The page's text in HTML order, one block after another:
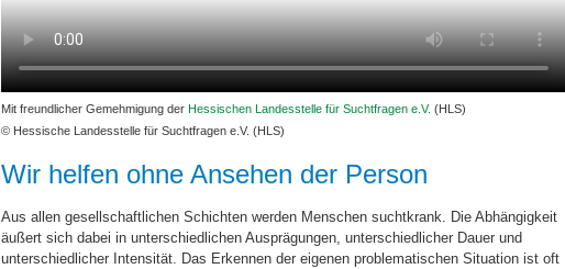
Mit freundlicher Gemehmigung derHessischen Landesstelle für Suchtfragen e.V. (HLS)
© Hessische Landesstelle für Suchtfragen e.V. (HLS)
Wir helfen ohne Ansehen der Person
Aus allen gesellschaftlichen Schichten werden Menschen suchtkrank. Die Abhängigkeit
äußert sich dabei in unterschiedlichen Ausprägungen, unterschiedlicher Dauer und
unterschiedlicher Intensität. Das Erkennen der eigenen problematischen Situation ist oft